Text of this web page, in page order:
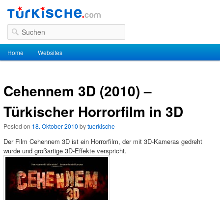
Suchen
Hauptmenü
Zum Inhalt wechseln
Zum sekundären Inhalt wechseln
Home Websites
Cehennem 3D (2010) –
Türkischer Horrorfilm in 3D
Posted on 18. Oktober 2010 bytuerkische
Der Film Cehennem 3D ist ein Horrorfilm, der mit 3D-Kameras gedreht
wurde und großartige 3D-Effekte verspricht.